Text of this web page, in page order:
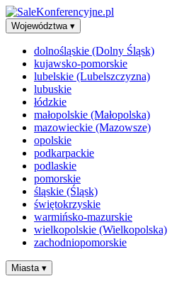
Województwa ▾
dolnośląskie (Dolny Śląsk)
kujawsko-pomorskie
lubelskie (Lubelszczyzna)
lubuskie
łódzkie
małopolskie (Małopolska)
mazowieckie (Mazowsze)
opolskie
podkarpackie
podlaskie
pomorskie
śląskie (Śląsk)
świętokrzyskie
warmińsko-mazurskie
wielkopolskie (Wielkopolska)
zachodniopomorskie
Miasta ▾